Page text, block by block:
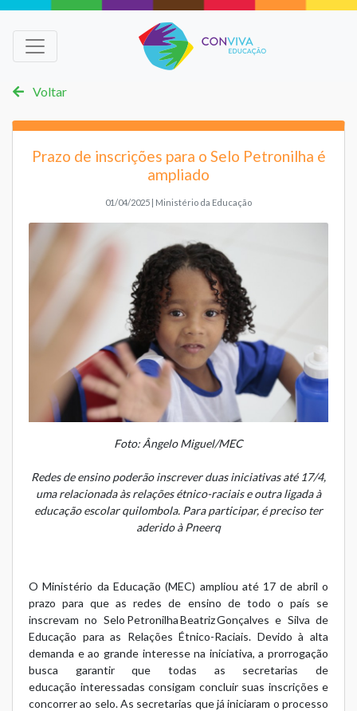
Voltar
Prazo de inscrições para o Selo Petronilha é
ampliado
01/04/2025 | Ministério da Educação
Foto: Ângelo Miguel/MEC
Redes de ensino poderão inscrever duas iniciativas até 17/4,
uma relacionada às relações étnico-raciais e outra ligada à
educação escolar quilombola. Para participar, é preciso ter
aderido à Pneerq
O Ministério da Educação (MEC) ampliou até 17 de abril o
prazo para que as redes de ensino de todo o país se
inscrevam no Selo Petronilha Beatriz Gonçalves e Silva de
Educação para as Relações Étnico-Raciais. Devido à alta
demanda e ao grande interesse na iniciativa, a prorrogação
busca garantir que todas as secretarias de
educação interessadas consigam concluir suas inscrições e
concorrer ao selo. As secretarias que já iniciaram o processo